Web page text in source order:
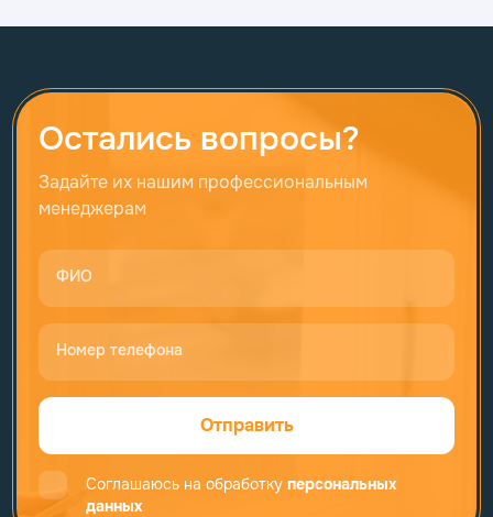
Остались вопросы?
Задайте их нашим профессиональным
менеджерам
ФИО
Номер телефона
Отправить
Соглашаюсь на обработку персональных
данных